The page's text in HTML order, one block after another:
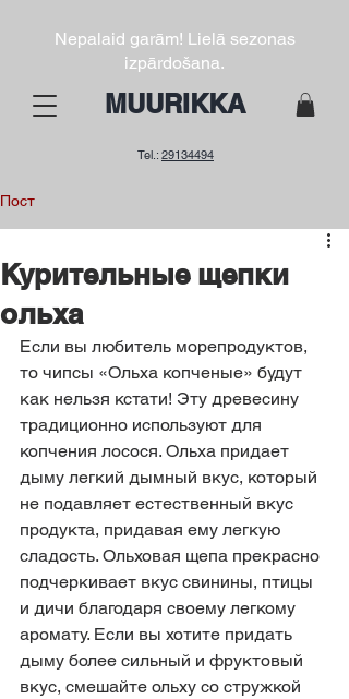
Tel.: 29134494
MUURIKKA
Nepalaid garām! Lielā sezonas
izpārdošana.
Пост
Курительные щепки
ольха
Если вы любитель морепродуктов,
то чипсы «Ольха копченые» будут
как нельзя кстати! Эту древесину
традиционно используют для
копчения лосося. Ольха придает
дыму легкий дымный вкус, который
не подавляет естественный вкус
продукта, придавая ему легкую
сладость. Ольховая щепа прекрасно
подчеркивает вкус свинины, птицы
и дичи благодаря своему легкому
аромату. Если вы хотите придать
дыму более сильный и фруктовый
вкус, смешайте ольху со стружкой